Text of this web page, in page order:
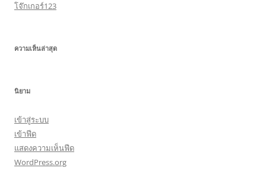
โจ๊กเกอร์123
ความเห็นล่าสุด
นิยาม
เข้าสู่ระบบ
เข้าฟีด
แสดงความเห็นฟีด
WordPress.org